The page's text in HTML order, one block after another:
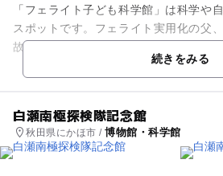
「フェライト子ども科学館」は科学や
スポットです。フェライト実用化の父
故郷が秋田県にかほ市でありそれにち
館内ではアイボと遊んだり、...続きをみる
白瀬南極探検隊記念館
秋田県にかほ市 /博物館・科学館